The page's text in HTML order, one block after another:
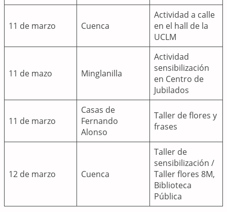
11 de marzo Cuenca
Actividad a calle
en el hall de la
UCLM
11 de mazo Minglanilla
Actividad
sensibilización
en Centro de
Jubilados
11 de marzo
Casas de
Fernando
Alonso
Taller de flores y
frases
12 de marzo Cuenca
Taller de
sensibilización /
Taller flores 8M,
Biblioteca
Pública